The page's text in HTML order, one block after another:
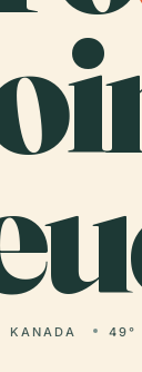
KANADA 49°